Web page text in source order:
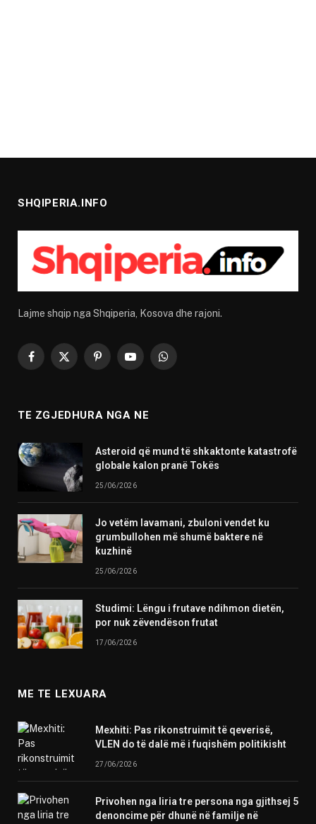
SHQIPERIA.INFO
Lajme shqip nga Shqiperia, Kosova dhe rajoni.
Facebook
X
PinterestYouTubeWhatsApp
TE ZGJEDHURA NGA NE
Asteroid që mund të shkaktonte katastrofë
globale kalon pranë Tokës
25/06/2026
Jo vetëm lavamani, zbuloni vendet ku
grumbullohen më shumë baktere në
kuzhinë
25/06/2026
Studimi: Lëngu i frutave ndihmon dietën,
por nuk zëvendëson frutat
17/06/2026
ME TE LEXUARA
Mexhiti: Pas rikonstruimit të qeverisë,
VLEN do të dalë më i fuqishëm politikisht
27/06/2026
Privohen nga liria tre persona nga gjithsej 5
denoncime për dhunë në familje në